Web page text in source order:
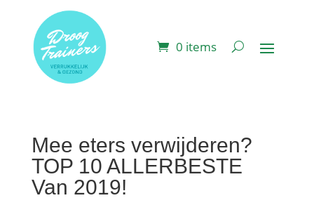
0 items
Mee eters verwijderen?
TOP 10 ALLERBESTE
Van 2019!